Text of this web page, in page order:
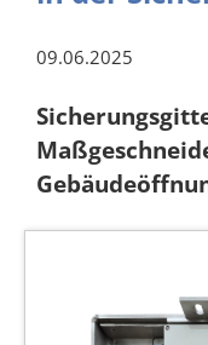
09.06.2025